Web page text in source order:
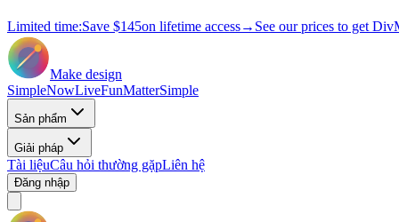
Limited time:Save $145on lifetime access→ See our prices to get
Make design
SimpleNowLiveFunMatterSimple
Sản phẩm
Giải pháp
Tài liệuCâu hỏi thường gặpLiên hệ
Đăng nhập